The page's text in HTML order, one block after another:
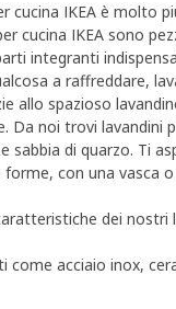
cucina IKEA è molto
cucina IKEA sono
integranti
a raffreddare,
allo spazioso
Da noi trovi lavandini
sabbia di quarzo. Ti
forme, con una vasca
dei nostri
come acciaio inox,